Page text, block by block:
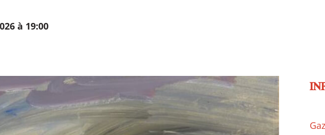
à 19:00